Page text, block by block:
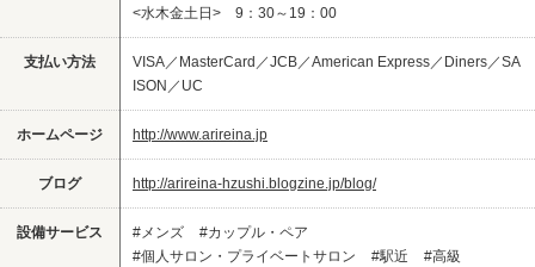
<水木金土日> 9：30～19：00
支払い方法
VISA／MasterCard／JCB／American Express／Diners／SA
ISON／UC
ホームページ http://www.arireina.jp
ブログ http://arireina-hzushi.blogzine.jp/blog/
設備サービス #メンズ
#カップル・ペア
#個人サロン・プライベートサロン
#駅近
#高級